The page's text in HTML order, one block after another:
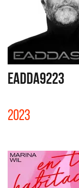
EADDA9223
2023